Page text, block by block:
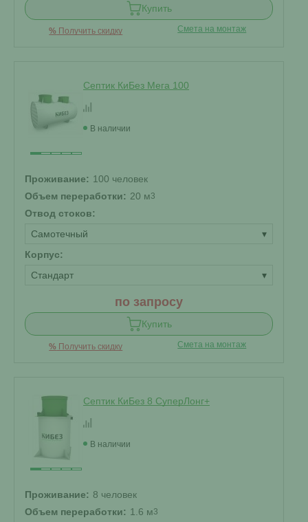
Купить
% Получить скидку Смета на монтаж
Септик КиБез Мега 100
В наличии
Проживание: 100 человек
Объем переработки: 20 м3
Отвод стоков:
Самотечный
▾
Корпус:
Стандарт
▾
по запросу
Купить
% Получить скидку Смета на монтаж
Септик КиБез 8 СуперЛонг+
В наличии
Проживание: 8 человек
Объем переработки: 1.6 м3